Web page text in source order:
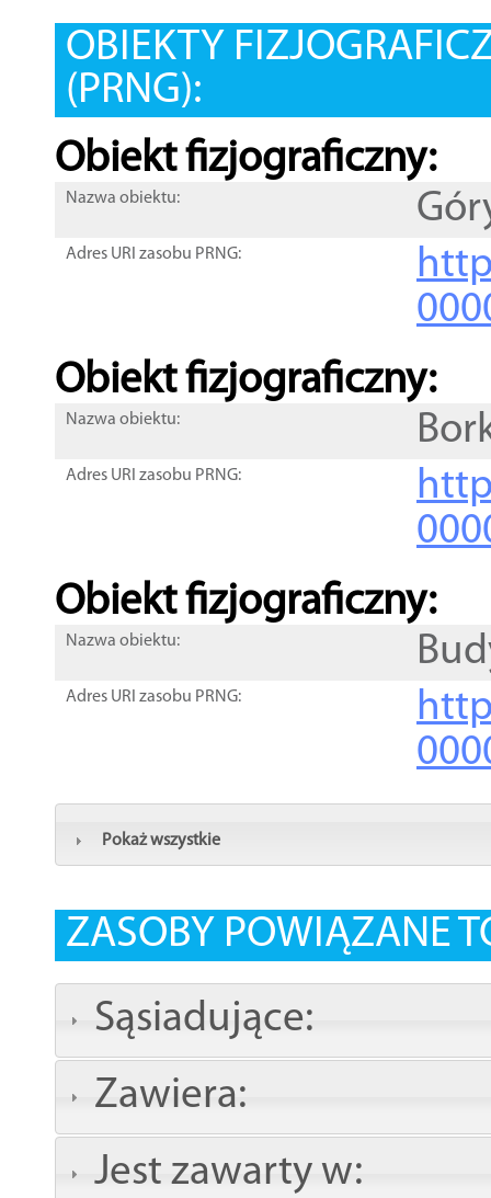
OBIEKTY
(PRNG):
Obiekt fizjograficzny:
Nazwa obiektu:
Adres URI zasobu PRNG:
Obiekt fizjograficzny:
Nazwa obiektu:
Adres URI zasobu PRNG:
Obiekt fizjograficzny:
Nazwa obiektu:
Adres URI zasobu PRNG:
Pokaż wszystkie
ZASOBY POWIĄZANE
Sąsiadujące:
Zawiera:
Jest zawarty w: